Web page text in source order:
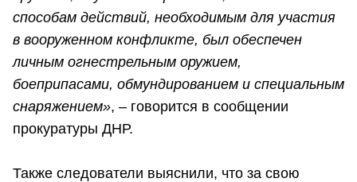
способам действий, необходимым для участия
в вооруженном конфликте, был обеспечен
личным огнестрельным оружием,
боеприпасами, обмундированием и специальным
снаряжением», – говорится в сообщении
прокуратуры ДНР.
Также следователи выяснили, что за свою